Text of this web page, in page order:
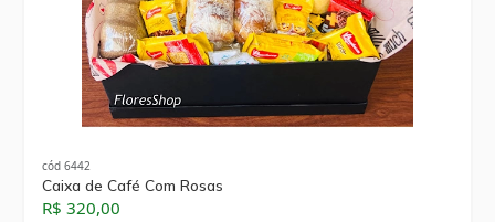
cód 6442
Caixa de Café Com Rosas
R$ 320,00